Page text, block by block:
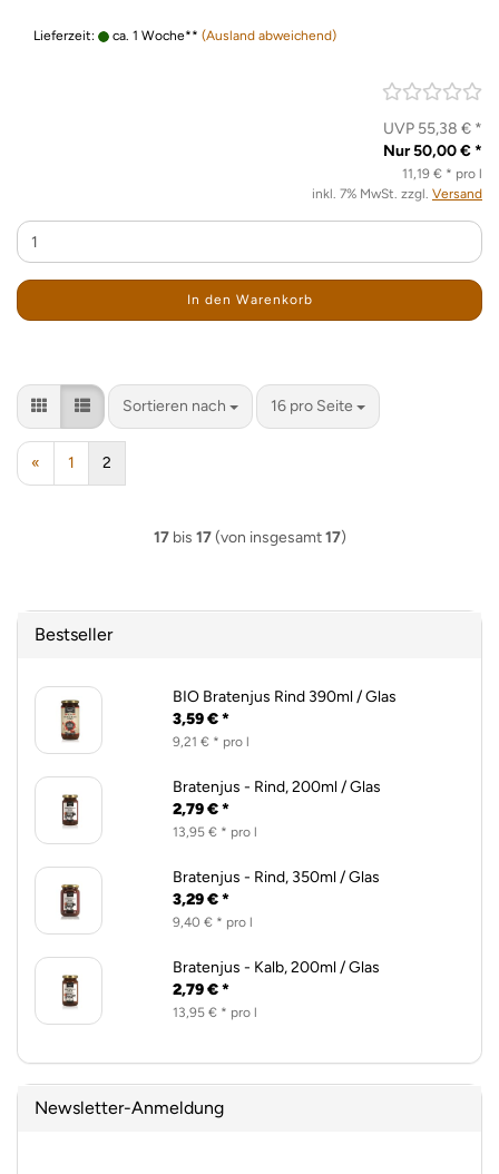
Lieferzeit: ca. 1 Woche** (Ausland abweichend)
UVP 55,38 € *
Nur 50,00 € *
11,19 € * pro l
inkl. 7% MwSt. zzgl. Versand
In den Warenkorb
Sortieren nach
Sortieren nach 16 pro Seite
pro Seite
« 1 2
17bis 17(von insgesamt17)
Bestseller
BIO Bratenjus Rind 390ml / Glas
3,59 € *
9,21 € * pro l
Bratenjus - Rind, 200ml / Glas
2,79 € *
13,95 € * pro l
Bratenjus - Rind, 350ml / Glas
3,29 € *
9,40 € * pro l
Bratenjus - Kalb, 200ml / Glas
2,79 € *
13,95 € * pro l
Newsletter-Anmeldung